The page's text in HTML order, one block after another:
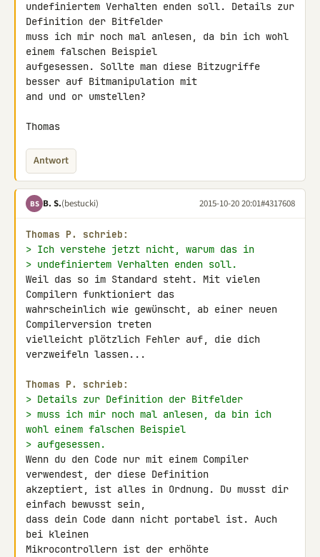
undefiniertem Verhalten enden soll. Details zur
Definition der Bitfelder
muss ich mir noch mal anlesen, da bin ich wohl
einem falschen Beispiel
aufgesessen. Sollte man diese Bitzugriffe
besser auf Bitmanipulation mit
and und or umstellen?
Thomas
Antwort
BS B. S.(bestucki) 2015-10-20 20:01#4317608
Thomas P. schrieb:
> Ich verstehe jetzt nicht, warum das in
> undefiniertem Verhalten enden soll.
Weil das so im Standard steht. Mit vielen
Compilern funktioniert das
wahrscheinlich wie gewünscht, ab einer neuen
Compilerversion treten
vielleicht plötzlich Fehler auf, die dich
verzweifeln lassen...
Thomas P. schrieb:
> Details zur Definition der Bitfelder
> muss ich mir noch mal anlesen, da bin ich
wohl einem falschen Beispiel
> aufgesessen.
Wenn du den Code nur mit einem Compiler
verwendest, der diese Definition
akzeptiert, ist alles in Ordnung. Du musst dir
einfach bewusst sein,
dass dein Code dann nicht portabel ist. Auch
bei kleinen
Mikrocontrollern ist der erhöhte